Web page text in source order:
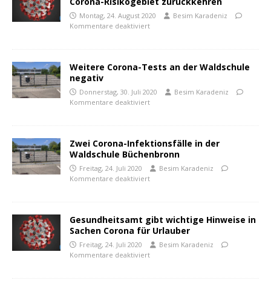
Montag, 24. August 2020
Besim Karadeniz
Kommentare deaktiviert
Weitere Corona-Tests an der Waldschule
negativ
Donnerstag, 30. Juli 2020
Besim Karadeniz
Kommentare deaktiviert
Zwei Corona-Infektionsfälle in der
Waldschule Büchenbronn
Freitag, 24. Juli 2020
Besim Karadeniz
Kommentare deaktiviert
Gesundheitsamt gibt wichtige Hinweise in
Sachen Corona für Urlauber
Freitag, 24. Juli 2020
Besim Karadeniz
Kommentare deaktiviert